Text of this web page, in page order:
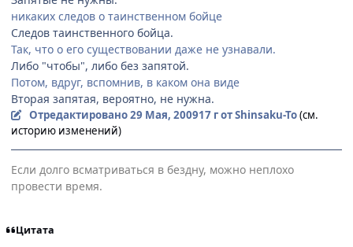
никаких следов о таинственном бойце
Следов таинственного бойца.
Так, что о его существовании даже не узнавали.
Либо "чтобы", либо без запятой.
Потом, вдруг, вспомнив, в каком она виде
Вторая запятая, вероятно, не нужна.
Отредактировано29 Мая, 200917 гот Shinsaku-To(см.
историю изменений)
Если долго всматриваться в бездну, можно неплохо
провести время.
Цитата